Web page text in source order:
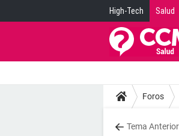
High-Tech Salud
Foros
Tema Anterior